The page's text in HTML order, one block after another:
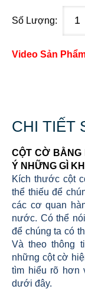
Số Lượng:
Video Sản
CHI TIẾT
CỘT CỜ
Ý NHỮNG GÌ
Kích thước cột
thể thiếu để
các cơ quan
nước. Có thể
để chúng ta có
Và theo thông
những cột cờ
tìm hiểu rõ hơn
dưới đây.